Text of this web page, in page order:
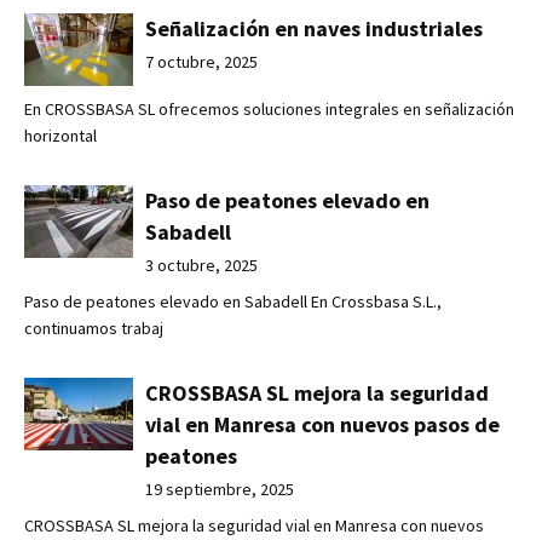
Señalización en naves industriales
7 octubre, 2025
En CROSSBASA SL ofrecemos soluciones integrales en señalización
horizontal
Paso de peatones elevado en
Sabadell
3 octubre, 2025
Paso de peatones elevado en Sabadell En Crossbasa S.L.,
continuamos trabaj
CROSSBASA SL mejora la seguridad
vial en Manresa con nuevos pasos de
peatones
19 septiembre, 2025
CROSSBASA SL mejora la seguridad vial en Manresa con nuevos